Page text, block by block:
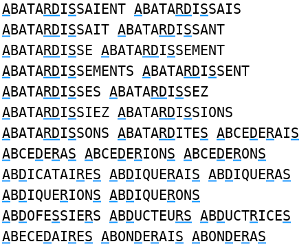
ABATARDISSAIENT ABATARDISSAIS
ABATARDISSAIT ABATARDISSANT
ABATARDISSE ABATARDISSEMENT
ABATARDISSEMENTS ABATARDISSENT
ABATARDISSES ABATARDISSEZ
ABATARDISSIEZ ABATARDISSIONS
ABATARDISSONS ABATARDITES ABCEDERAIS
ABCEDERAS ABCEDERIONS ABCEDERONS
ABDICATAIRES ABDIQUERAIS ABDIQUERAS
ABDIQUERIONS ABDIQUERONS
ABDOFESSIERS ABDUCTEURS ABDUCTRICES
ABECEDAIRES ABONDERAIS ABONDERAS